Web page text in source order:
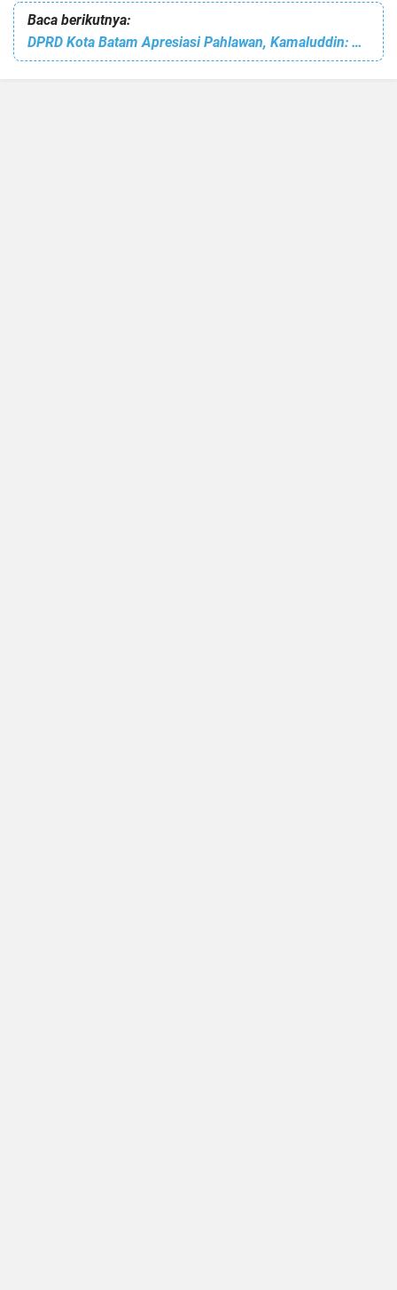
Baca berikutnya:
DPRD Kota Batam Apresiasi Pahlawan, Kamaluddin: Kita Harus Lanjutkan Pembangunan Bangsa